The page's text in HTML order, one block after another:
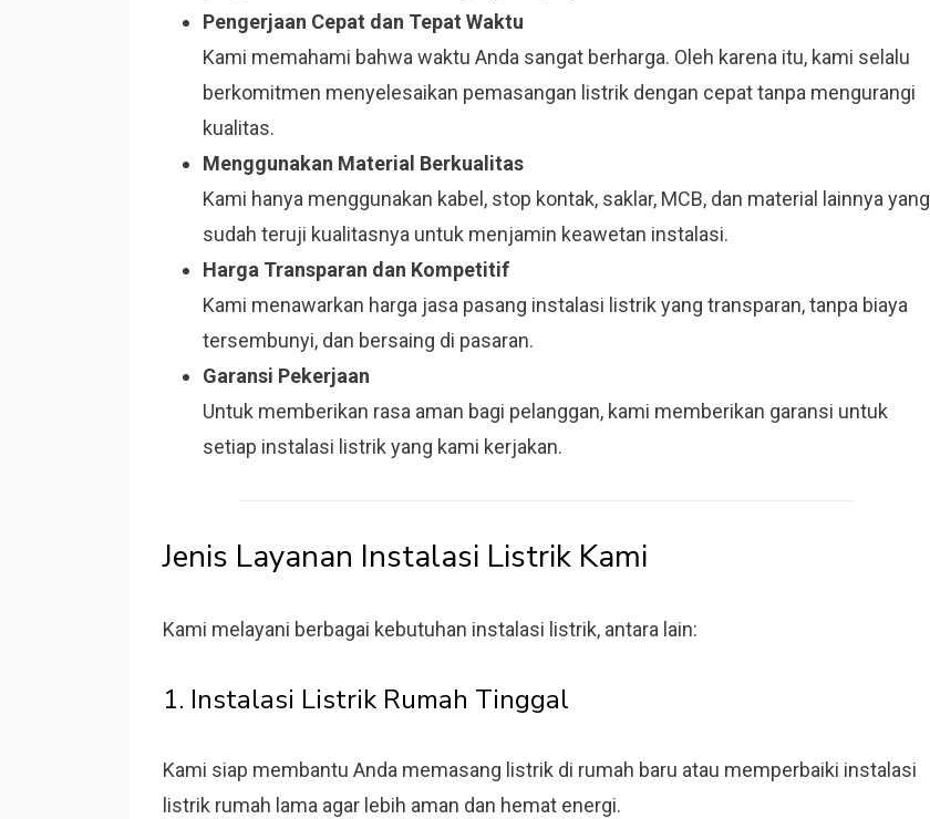
Pengerjaan Cepat dan Tepat Waktu
Kami memahami bahwa waktu Anda sangat berharga. Oleh karena itu, kami selalu
berkomitmen menyelesaikan pemasangan listrik dengan cepat tanpa mengurangi
kualitas.
Menggunakan Material Berkualitas
Kami hanya menggunakan kabel, stop kontak, saklar, MCB, dan material lainnya yang
sudah teruji kualitasnya untuk menjamin keawetan instalasi.
Harga Transparan dan Kompetitif
Kami menawarkan harga jasa pasang instalasi listrik yang transparan, tanpa biaya
tersembunyi, dan bersaing di pasaran.
Garansi Pekerjaan
Untuk memberikan rasa aman bagi pelanggan, kami memberikan garansi untuk
setiap instalasi listrik yang kami kerjakan.
Jenis Layanan Instalasi Listrik Kami
Kami melayani berbagai kebutuhan instalasi listrik, antara lain:
1. Instalasi Listrik Rumah Tinggal
Kami siap membantu Anda memasang listrik di rumah baru atau memperbaiki instalasi
listrik rumah lama agar lebih aman dan hemat energi.